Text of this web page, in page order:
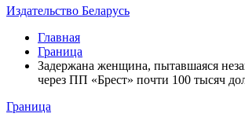
Издательство Беларусь
Главная
Граница
Задержана женщина, пытавшаяся
через ПП «Брест» почти 100 тысяч
Граница